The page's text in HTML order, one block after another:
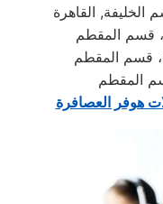
القاهرة
قسم المقطم
هوفر العصافرة